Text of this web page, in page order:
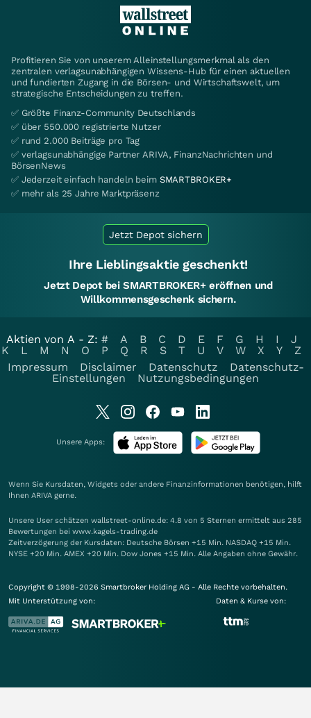
Profitieren Sie von unserem Alleinstellungsmerkmal als den
zentralen verlagsunabhängigen Wissens-Hub für einen aktuellen
und fundierten Zugang in die Börsen- und Wirtschaftswelt, um
strategische Entscheidungen zu treffen.
✅ Größte Finanz-Community Deutschlands
✅ über 550.000 registrierte Nutzer
✅ rund 2.000 Beiträge pro Tag
✅ verlagsunabhängige Partner ARIVA, FinanzNachrichten und
BörsenNews
✅ Jederzeit einfach handeln beim SMARTBROKER+
✅ mehr als 25 Jahre Marktpräsenz
Jetzt Depot sichern
Ihre Lieblingsaktie geschenkt!
Jetzt Depot bei SMARTBROKER+ eröffnen und
Willkommensgeschenk sichern.
Aktien von A - Z: # A B C D E F G H I
J
K
L M N O P Q R S T U V W X Y
Z
Impressum
Disclaimer Datenschutz
Datenschutz-
Einstellungen
Nutzungsbedingungen
Unsere Apps:
Wenn Sie Kursdaten, Widgets oder andere Finanzinformationen benötigen, hilft
Ihnen ARIVA gerne.
Unsere User schätzen wallstreet-online.de: 4.8 von 5 Sternen ermittelt aus 285
Bewertungen bei www.kagels-trading.de
Zeitverzögerung der Kursdaten: Deutsche Börsen +15 Min. NASDAQ +15 Min.
NYSE +20 Min. AMEX +20 Min. Dow Jones +15 Min. Alle Angaben ohne Gewähr.
Copyright © 1998-2026 Smartbroker Holding AG - Alle Rechte vorbehalten.
Mit Unterstützung von:
Daten & Kurse von: